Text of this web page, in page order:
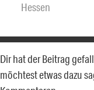
Hessen
Dir hat der Beitrag
möchtest etwas dazu